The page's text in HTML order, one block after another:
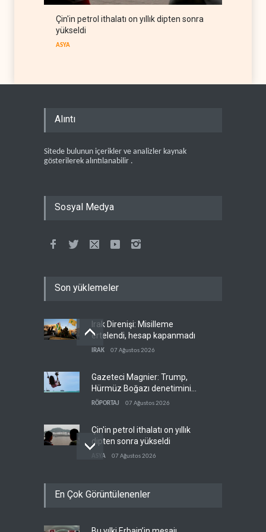
Çin'in petrol ithalatı on yıllık dipten sonra
yükseldi
ASYA
Alıntı
Sitede bulunun içerikler ve analizler kaynak
gösterilerek alıntılanabilir .
Sosyal Medya
Son yüklemeler
Irak Direnişi: Misilleme
ertelendi, hesap kapanmadı
IRAK 07 Ağustos 2026
Gazeteci Magnier: Trump,
Hürmüz Boğazı denetimini
doğrudan İran ve Umman'a
RÖPORTAJ 07 Ağustos 2026
Çin'in petrol ithalatı on yıllık
dipten sonra yükseldi
ASYA 07 Ağustos 2026
sonra petrol üretimini rekor
En Çok Görüntülenenler